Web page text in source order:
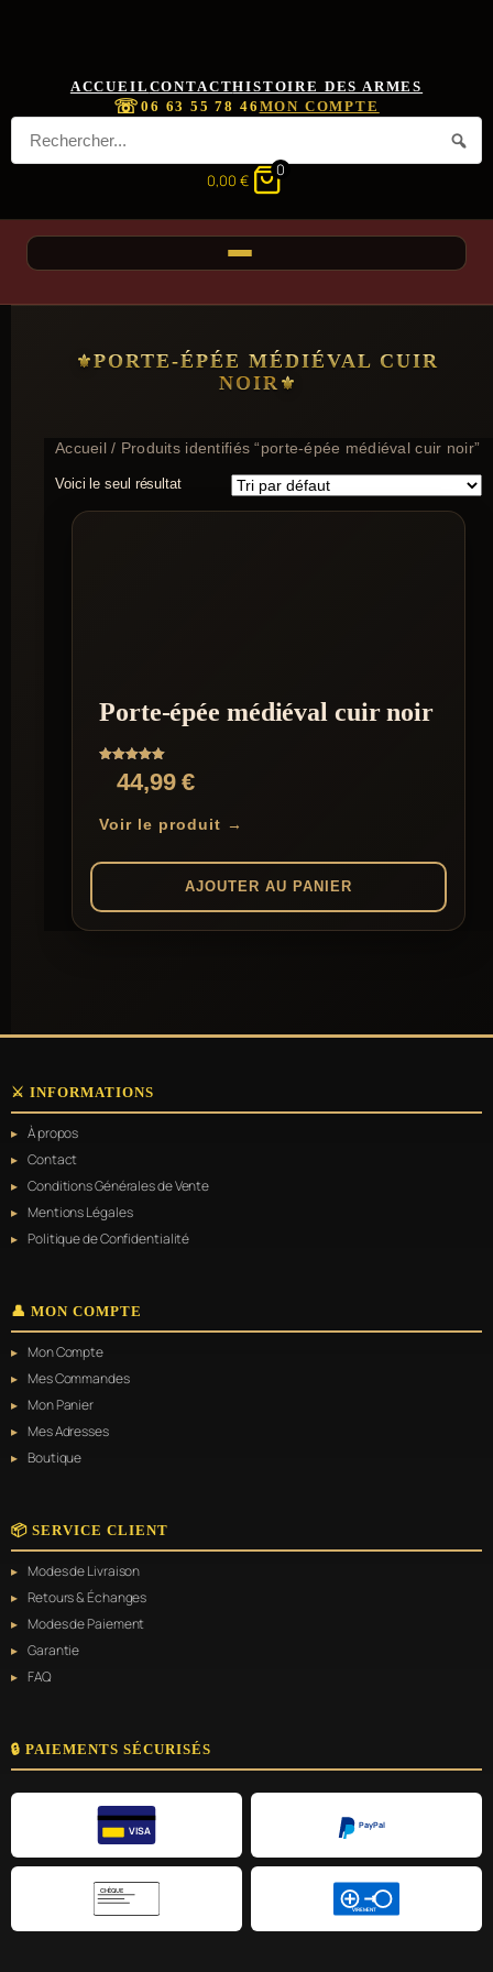
ACCUEIL CONTACTHISTOIRE DES ARMES
☏06 63 55 78 46 MON COMPTE
0,00 €
0
PORTE-ÉPÉE MÉDIÉVAL CUIR
NOIR
Accueil/ Produits identifiés “porte-épée médiéval cuir noir”
Voici le seul résultat
Porte-épée médiéval cuir noir
5.0044,99€
Voir le produit →
AJOUTER AU PANIER
⚔️ INFORMATIONS
À propos
Contact
Conditions Générales de Vente
Mentions Légales
Politique de Confidentialité
👤 MON COMPTE
Mon Compte
Mes Commandes
Mon Panier
Mes Adresses
Boutique
📦 SERVICE CLIENT
Modes de Livraison
Retours & Échanges
Modes de Paiement
Garantie
FAQ
🔒 PAIEMENTS SÉCURISÉS
VISA
PayPal
CHÈQUE
VIREMENT